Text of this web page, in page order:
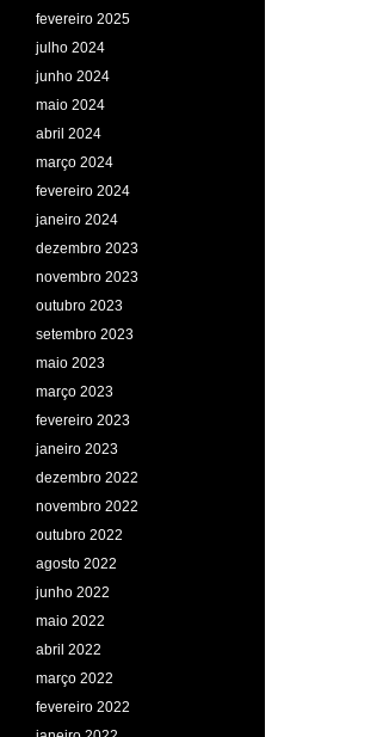
fevereiro 2025
julho 2024
junho 2024
maio 2024
abril 2024
março 2024
fevereiro 2024
janeiro 2024
dezembro 2023
novembro 2023
outubro 2023
setembro 2023
maio 2023
março 2023
fevereiro 2023
janeiro 2023
dezembro 2022
novembro 2022
outubro 2022
agosto 2022
junho 2022
maio 2022
abril 2022
março 2022
fevereiro 2022